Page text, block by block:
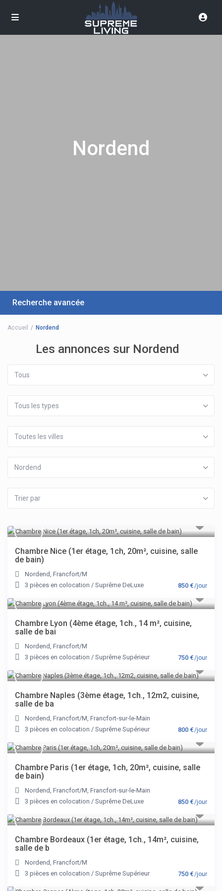
Nordend
Recherche avancée
Accueil Nordend
Les annonces sur Nordend
Tous
Tous les types
Toutes les villes
Nordend
Trier par
850 €/jour
Chambre Nice (1er étage, 1ch, 20m², cuisine, salle
de bain)
Nordend,Francfort/M
3 pièces en colocation /Suprême DeLuxe
750 €/jour
Chambre Lyon (4ème étage, 1ch., 14 m², cuisine,
salle de bai
Nordend,Francfort/M
3 pièces en colocation /Suprême Supérieur
800 €/jour
Chambre Naples (3ème étage, 1ch., 12m2, cuisine,
salle de ba
Nordend,Francfort/M,Francfort-sur-le-Main
3 pièces en colocation /Suprême Supérieur
850 €/jour
Chambre Paris (1er étage, 1ch, 20m², cuisine, salle
de bain)
Nordend,Francfort/M,Francfort-sur-le-Main
3 pièces en colocation /Suprême DeLuxe
750 €/jour
Chambre Bordeaux (1er étage, 1ch., 14m², cuisine,
salle de b
Nordend,Francfort/M
3 pièces en colocation /Suprême Supérieur